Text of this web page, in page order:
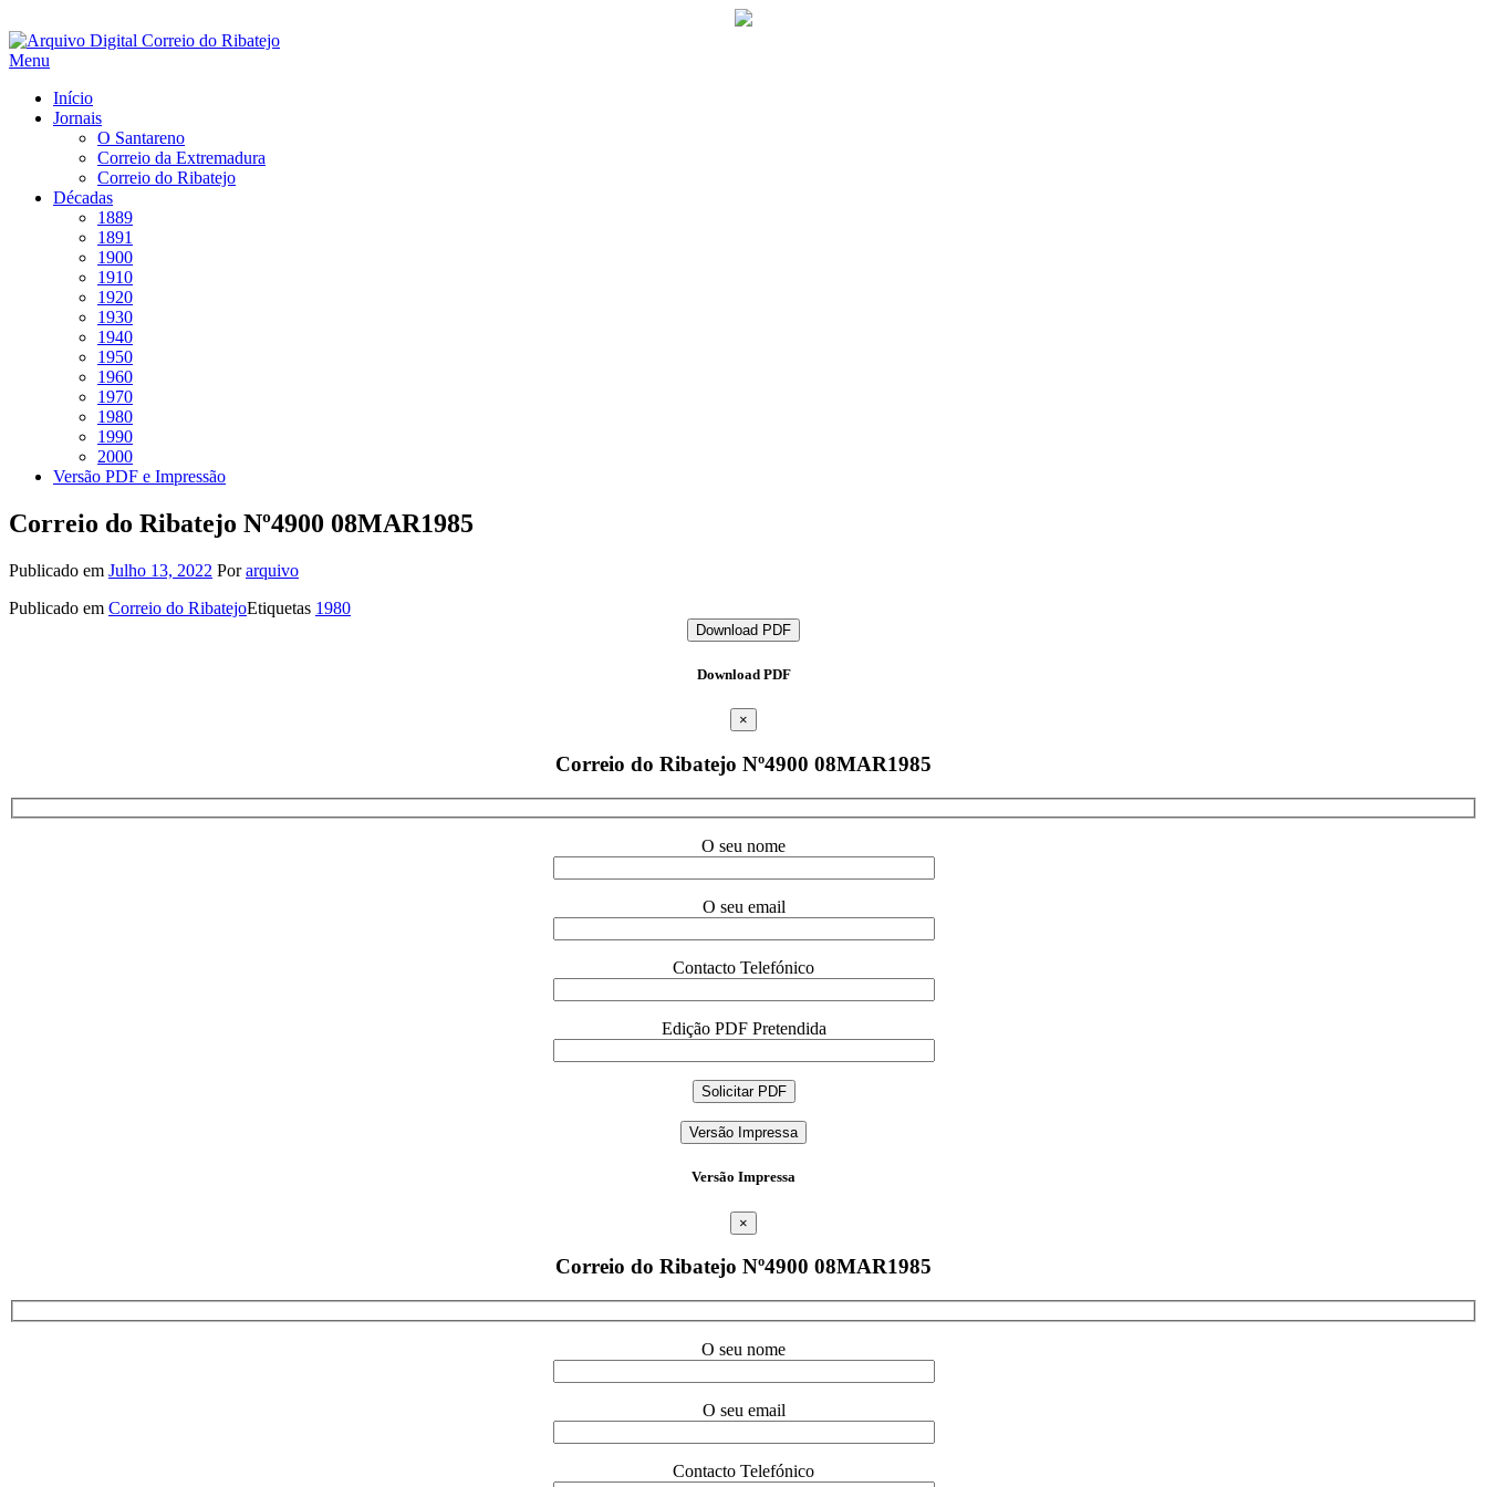
Saltar
para
Menu
Início
Jornais
O Santareno
Correio da Extremadura
Correio do Ribatejo
Décadas
1889
1891
1900
1910
1920
1930
1940
1950
1960
1970
1980
1990
2000
Versão PDF e Impressão
Correio do Ribatejo Nº4900 08MAR1985
Publicado em Julho 13, 2022 Porarquivo
Publicado em Correio do RibatejoEtiquetas 1980
Download PDF
Download PDF
×
Correio do Ribatejo Nº4900 08MAR1985
O seu nome
O seu email
Contacto Telefónico
Edição PDF Pretendida
Versão Impressa
Versão Impressa
×
Correio do Ribatejo Nº4900 08MAR1985
O seu nome
O seu email
Contacto Telefónico